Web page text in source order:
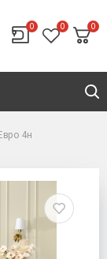
0 0 0
32-45
4н